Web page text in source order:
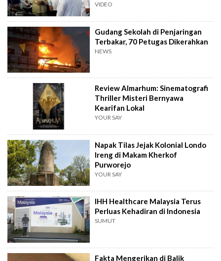
VIDEO
Gudang Sekolah di Penjaringan
Terbakar, 70 Petugas Dikerahkan
NEWS
Review Almarhum: Sinematografi
Thriller Misteri Bernyawa
Kearifan Lokal
YOUR SAY
Napak Tilas Jejak Kolonial Londo
Ireng di Makam Kherkof
Purworejo
YOUR SAY
IHH Healthcare Malaysia Terus
Perluas Kehadiran di Indonesia
SUMUT
Fakta Mengerikan di Balik